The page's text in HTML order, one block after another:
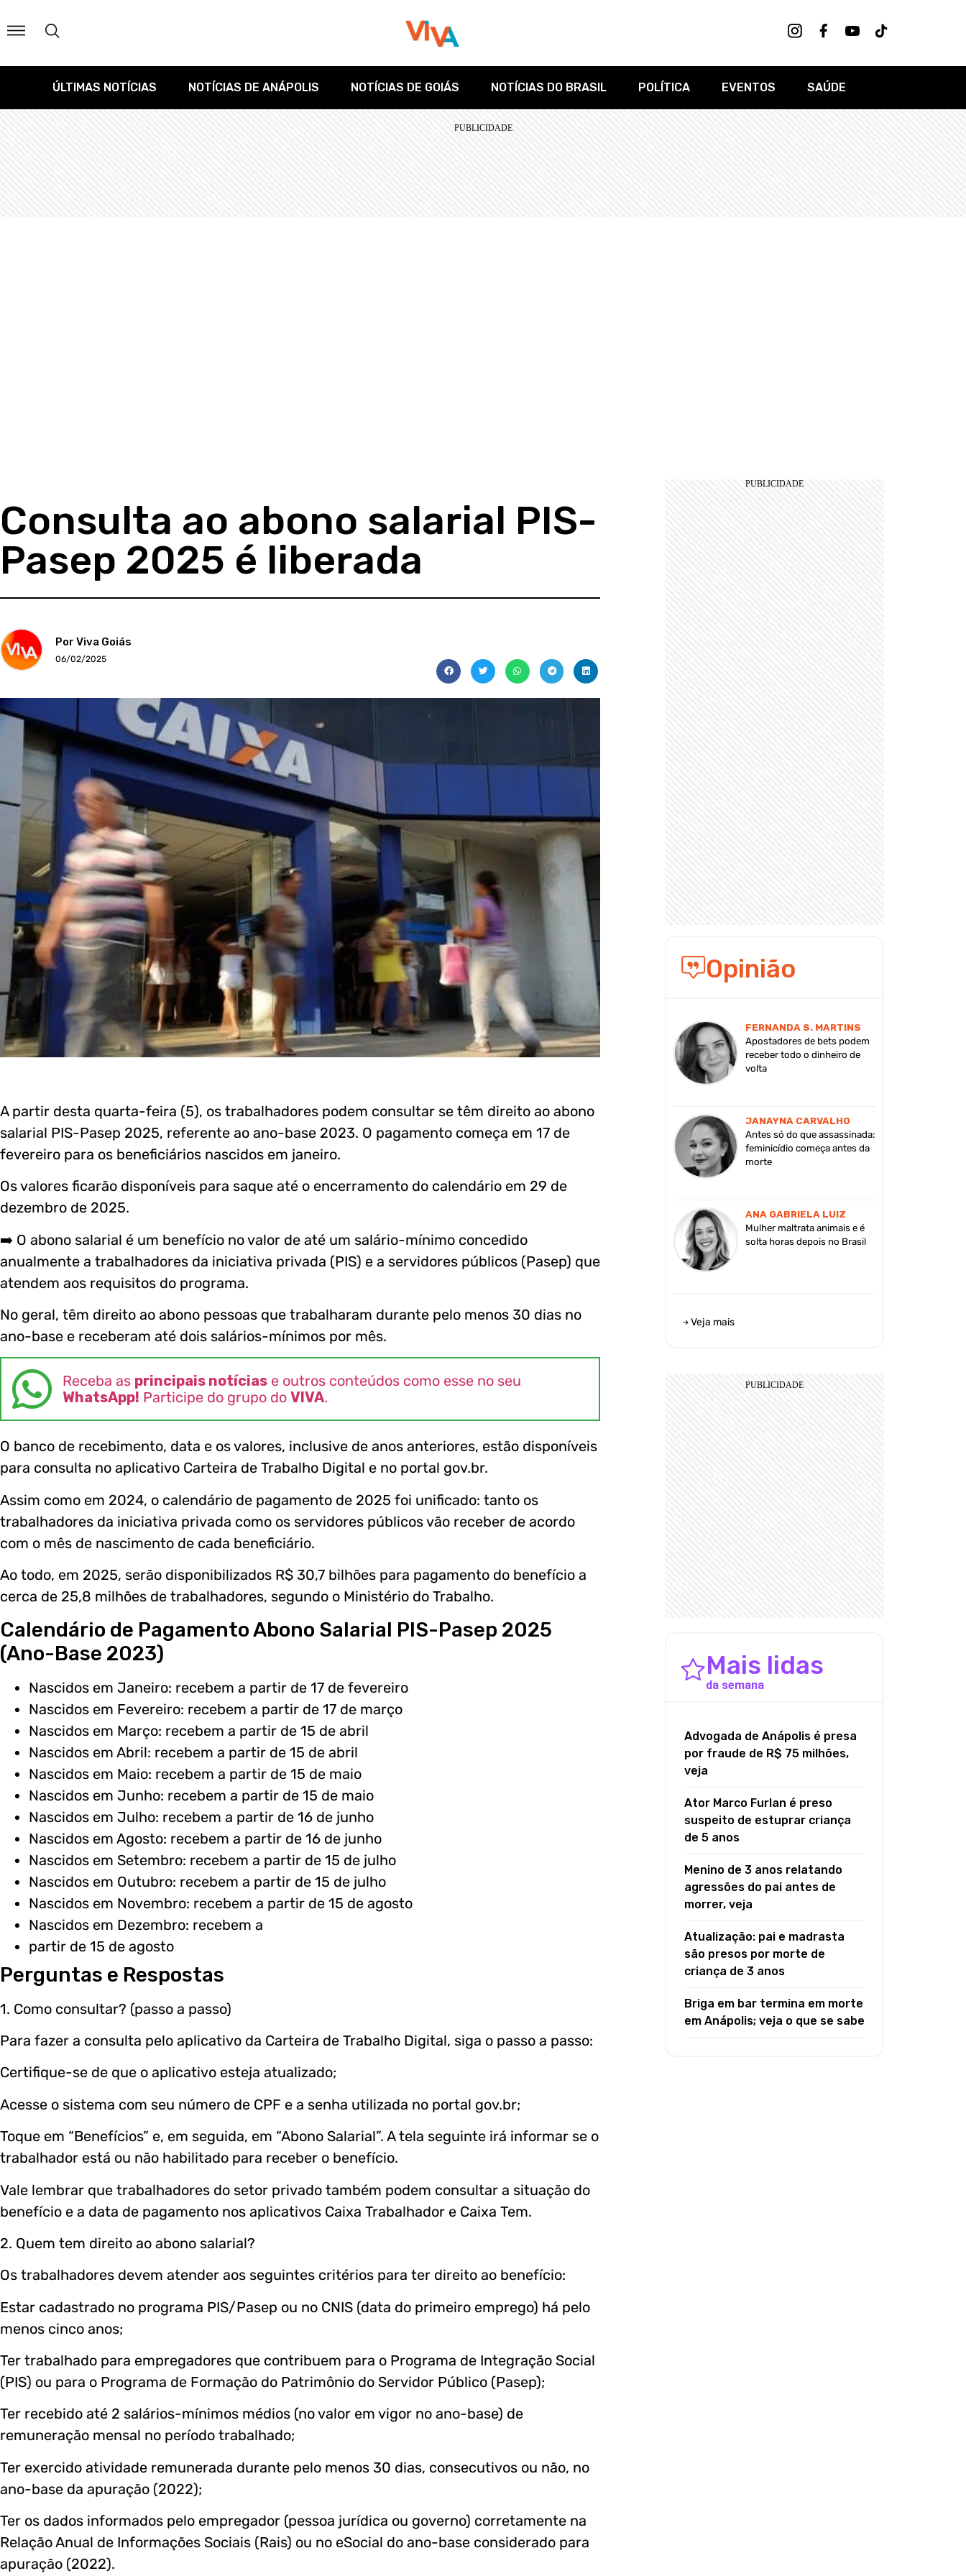
ÚLTIMAS NOTÍCIAS NOTÍCIAS DE ANÁPOLIS NOTÍCIAS DE GOIÁS NOTÍCIAS DO BRASIL POLÍTICA EVENTOS SAÚDE
Consulta ao abono salarial PIS-
Pasep 2025 é liberada
Por Viva Goiás
06/02/2025
A partir desta quarta-feira (5), os trabalhadores podem consultar se têm direito ao abono
salarial PIS-Pasep 2025, referente ao ano-base 2023. O pagamento começa em 17 de
fevereiro para os beneficiários nascidos em janeiro.
Os valores ficarão disponíveis para saque até o encerramento do calendário em 29 de
dezembro de 2025.
➡️ O abono salarial é um benefício no valor de até um salário-mínimo concedido
anualmente a trabalhadores da iniciativa privada (PIS) e a servidores públicos (Pasep) que
atendem aos requisitos do programa.
No geral, têm direito ao abono pessoas que trabalharam durante pelo menos 30 dias no
ano-base e receberam até dois salários-mínimos por mês.
Receba as principais notícias e outros conteúdos como esse no seu
WhatsApp! Participe do grupo do VIVA.
O banco de recebimento, data e os valores, inclusive de anos anteriores, estão disponíveis
para consulta no aplicativo Carteira de Trabalho Digital e no portal gov.br.
Assim como em 2024, o calendário de pagamento de 2025 foi unificado: tanto os
trabalhadores da iniciativa privada como os servidores públicos vão receber de acordo
com o mês de nascimento de cada beneficiário.
Ao todo, em 2025, serão disponibilizados R$ 30,7 bilhões para pagamento do benefício a
cerca de 25,8 milhões de trabalhadores, segundo o Ministério do Trabalho.
Calendário de Pagamento Abono Salarial PIS-Pasep 2025
(Ano-Base 2023)
Nascidos em Janeiro: recebem a partir de 17 de fevereiro
Nascidos em Fevereiro: recebem a partir de 17 de março
Nascidos em Março: recebem a partir de 15 de abril
Nascidos em Abril: recebem a partir de 15 de abril
Nascidos em Maio: recebem a partir de 15 de maio
Nascidos em Junho: recebem a partir de 15 de maio
Nascidos em Julho: recebem a partir de 16 de junho
Nascidos em Agosto: recebem a partir de 16 de junho
Nascidos em Setembro: recebem a partir de 15 de julho
Nascidos em Outubro: recebem a partir de 15 de julho
Nascidos em Novembro: recebem a partir de 15 de agosto
Nascidos em Dezembro: recebem a
partir de 15 de agosto
Perguntas e Respostas
1. Como consultar? (passo a passo)
Para fazer a consulta pelo aplicativo da Carteira de Trabalho Digital, siga o passo a passo:
Certifique-se de que o aplicativo esteja atualizado;
Acesse o sistema com seu número de CPF e a senha utilizada no portal gov.br;
Toque em “Benefícios” e, em seguida, em “Abono Salarial”. A tela seguinte irá informar se o
trabalhador está ou não habilitado para receber o benefício.
Vale lembrar que trabalhadores do setor privado também podem consultar a situação do
benefício e a data de pagamento nos aplicativos Caixa Trabalhador e Caixa Tem.
2. Quem tem direito ao abono salarial?
Os trabalhadores devem atender aos seguintes critérios para ter direito ao benefício:
Estar cadastrado no programa PIS/Pasep ou no CNIS (data do primeiro emprego) há pelo
menos cinco anos;
Ter trabalhado para empregadores que contribuem para o Programa de Integração Social
(PIS) ou para o Programa de Formação do Patrimônio do Servidor Público (Pasep);
Ter recebido até 2 salários-mínimos médios (no valor em vigor no ano-base) de
remuneração mensal no período trabalhado;
Ter exercido atividade remunerada durante pelo menos 30 dias, consecutivos ou não, no
ano-base da apuração (2022);
Ter os dados informados pelo empregador (pessoa jurídica ou governo) corretamente na
Relação Anual de Informações Sociais (Rais) ou no eSocial do ano-base considerado para
apuração (2022).
Opinião
FERNANDA S. MARTINS
Apostadores de bets podem
receber todo o dinheiro de
volta
JANAYNA CARVALHO
Antes só do que assassinada:
feminicídio começa antes da
morte
ANA GABRIELA LUIZ
Mulher maltrata animais e é
solta horas depois no Brasil
Veja mais
Mais lidas
da semana
Advogada de Anápolis é presa
por fraude de R$ 75 milhões,
veja
Ator Marco Furlan é preso
suspeito de estuprar criança
de 5 anos
Menino de 3 anos relatando
agressões do pai antes de
morrer, veja
Atualização: pai e madrasta
são presos por morte de
criança de 3 anos
Briga em bar termina em morte
em Anápolis; veja o que se sabe